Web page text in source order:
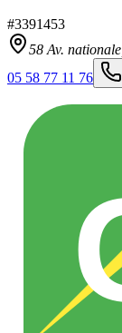
#3391453
58 Av. nationale,
05 58 77 11 76